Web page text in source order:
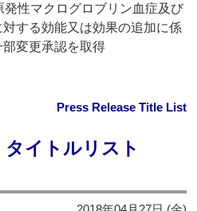
発性マクログロブリン血症及び
する効能又は効果の追加に係
変更承認を取得
Press Release Title List
タイトルリスト